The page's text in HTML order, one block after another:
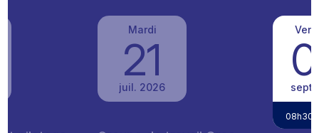
Mardi
21
juil. 2026 sept.
08h30